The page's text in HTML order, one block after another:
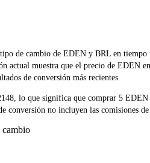
de cambio de EDEN y BRL en
actual muestra que el precio de EDEN
de conversión más recientes.
lo que significa que comprar 5
conversión no incluyen las comisiones